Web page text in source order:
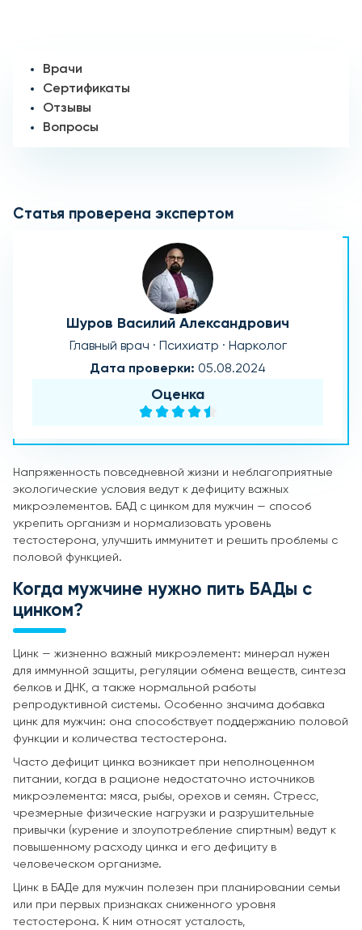
Врачи
Сертификаты
Отзывы
Вопросы
Статья проверена экспертом
Шуров Василий Александрович
Главный врач · Психиатр · Нарколог
Дата проверки: 05.08.2024
Оценка
Напряженность повседневной жизни и неблагоприятные
экологические условия ведут к дефициту важных
микроэлементов. БАД с цинком для мужчин — способ
укрепить организм и нормализовать уровень
тестостерона, улучшить иммунитет и решить проблемы с
половой функцией.
Когда мужчине нужно пить БАДы с
цинком?
Цинк — жизненно важный микроэлемент: минерал нужен
для иммунной защиты, регуляции обмена веществ, синтеза
белков и ДНК, а также нормальной работы
репродуктивной системы. Особенно значима добавка
цинк для мужчин: она способствует поддержанию половой
функции и количества тестостерона.
Часто дефицит цинка возникает при неполноценном
питании, когда в рационе недостаточно источников
микроэлемента: мяса, рыбы, орехов и семян. Стресс,
чрезмерные физические нагрузки и разрушительные
привычки (курение и злоупотребление спиртным) ведут к
повышенному расходу цинка и его дефициту в
человеческом организме.
Цинк в БАДе для мужчин полезен при планировании семьи
или при первых признаках сниженного уровня
тестостерона. К ним относят усталость,